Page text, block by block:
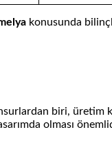
konusunda
biri,
olması